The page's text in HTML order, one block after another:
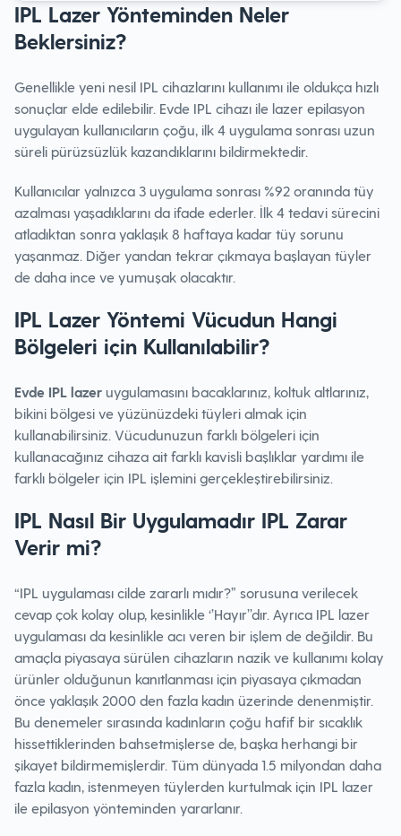
IPL Lazer Yönteminden Neler
Beklersiniz?
Genellikle yeni nesil IPL cihazlarını kullanımı ile oldukça hızlı
sonuçlar elde edilebilir. Evde IPL cihazı ile lazer epilasyon
uygulayan kullanıcıların çoğu, ilk 4 uygulama sonrası uzun
süreli pürüzsüzlük kazandıklarını bildirmektedir.
Kullanıcılar yalnızca 3 uygulama sonrası %92 oranında tüy
azalması yaşadıklarını da ifade ederler. İlk 4 tedavi sürecini
atladıktan sonra yaklaşık 8 haftaya kadar tüy sorunu
yaşanmaz. Diğer yandan tekrar çıkmaya başlayan tüyler
de daha ince ve yumuşak olacaktır.
IPL Lazer Yöntemi Vücudun Hangi
Bölgeleri için Kullanılabilir?
Evde IPL lazer uygulamasını bacaklarınız, koltuk altlarınız,
bikini bölgesi ve yüzünüzdeki tüyleri almak için
kullanabilirsiniz. Vücudunuzun farklı bölgeleri için
kullanacağınız cihaza ait farklı kavisli başlıklar yardımı ile
farklı bölgeler için IPL işlemini gerçekleştirebilirsiniz.
IPL Nasıl Bir Uygulamadır IPL Zarar
Verir mi?
“IPL uygulaması cilde zararlı mıdır?” sorusuna verilecek
cevap çok kolay olup, kesinlikle ‘’Hayır’’dır. Ayrıca IPL lazer
uygulaması da kesinlikle acı veren bir işlem de değildir. Bu
amaçla piyasaya sürülen cihazların nazik ve kullanımı kolay
ürünler olduğunun kanıtlanması için piyasaya çıkmadan
önce yaklaşık 2000 den fazla kadın üzerinde denenmiştir.
Bu denemeler sırasında kadınların çoğu hafif bir sıcaklık
hissettiklerinden bahsetmişlerse de, başka herhangi bir
şikayet bildirmemişlerdir. Tüm dünyada 1.5 milyondan daha
fazla kadın, istenmeyen tüylerden kurtulmak için IPL lazer
ile epilasyon yönteminden yararlanır.